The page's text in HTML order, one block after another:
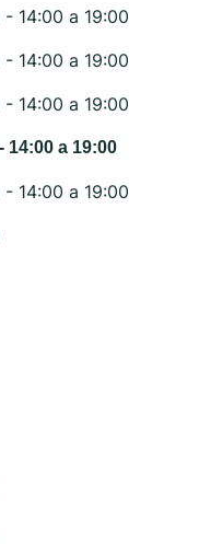
14:00 a 19:00
14:00 a 19:00
14:00 a 19:00
14:00 a 19:00
14:00 a 19:00